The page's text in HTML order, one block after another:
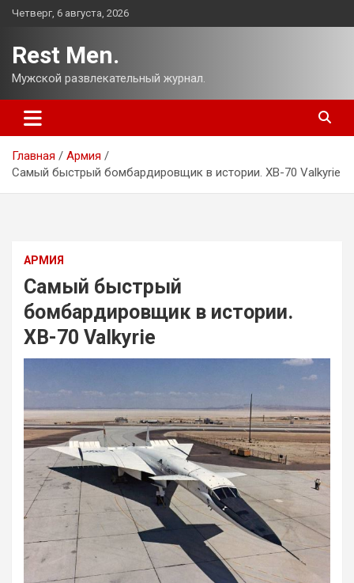
Перейти
Четверг, 6 августа, 2026
Rest Men.
Мужской развлекательный журнал.
Главная
Армия
Самый быстрый бомбардировщик в истории. XB-70 Valkyrie
АРМИЯ
Самый быстрый
бомбардировщик в истории.
XB-70 Valkyrie